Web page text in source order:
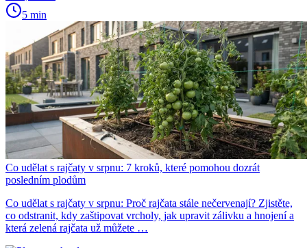
5 min
Co udělat s rajčaty v srpnu: 7 kroků, které pomohou dozrát
posledním plodům
Co udělat s rajčaty v srpnu: Proč rajčata stále nečervenají? Zjistěte,
co odstranit, kdy zaštipovat vrcholy, jak upravit zálivku a hnojení a
která zelená rajčata už můžete …